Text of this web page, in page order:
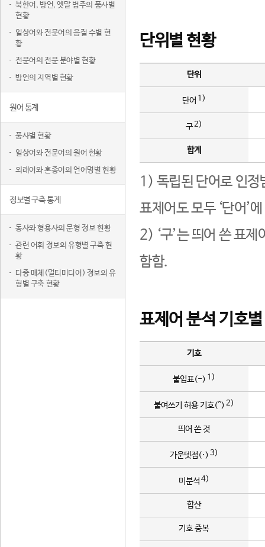
북한어, 방언, 옛말 범주의 품사별
현황
일상어와 전문어의 음절 수별 현
황
전문어의 전문 분야별 현황
방언의 지역별 현황
원어 통계
품사별 현황
일상어와 전문어의 원어 현황
외래어와 혼종어의 언어명별 현황
정보별 구축 통계
동사와 형용사의 문형 정보 현황
관련 어휘 정보의 유형별 구축 현
황
다중 매체(멀티미디어) 정보의 유
형별 구축 현황
단위별 현황
단위
단어 1)
구2)
합계
1) 독립된 단어로 인정
표제어도 모두 ‘단어’
2) ‘구’는 띄어 쓴 표
함함.
표제어 분석 기호
기호
붙임표(-) 1)
붙여쓰기 허용 기호(^) 2)
띄어 쓴 것
가운뎃점(·) 3)
미분석 4)
합산
기호 중복